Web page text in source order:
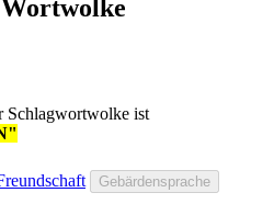
Schlagwortwolke ist
Gebärdensprache